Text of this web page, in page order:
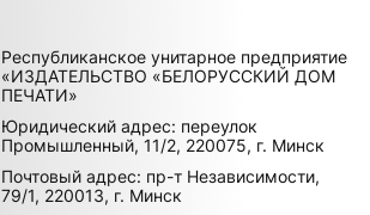
Республиканское унитарное предприятие
«ИЗДАТЕЛЬСТВО «БЕЛОРУССКИЙ ДОМ
ПЕЧАТИ»
Юридический адрес: переулок
Промышленный, 11/2, 220075, г. Минск
Почтовый адрес: пр-т Независимости,
79/1, 220013, г. Минск